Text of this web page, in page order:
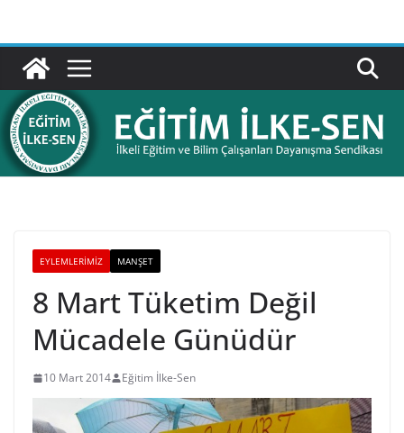
content
EYLEMLERIMIZ MANŞET
8 Mart Tüketim Değil
Mücadele Günüdür
10 Mart 2014 Eğitim İlke-Sen